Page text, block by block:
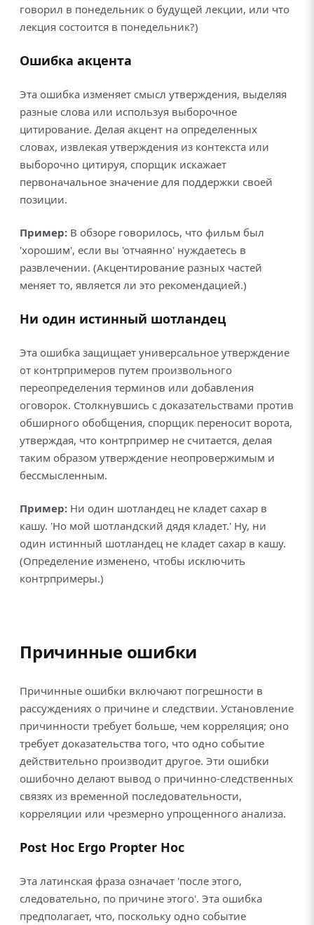
говорил в понедельник о будущей лекции, или что
лекция состоится в понедельник?)
Ошибка акцента
Эта ошибка изменяет смысл утверждения, выделяя
разные слова или используя выборочное
цитирование. Делая акцент на определенных
словах, извлекая утверждения из контекста или
выборочно цитируя, спорщик искажает
первоначальное значение для поддержки своей
позиции.
Пример: В обзоре говорилось, что фильм был
'хорошим', если вы 'отчаянно' нуждаетесь в
развлечении. (Акцентирование разных частей
меняет то, является ли это рекомендацией.)
Ни один истинный шотландец
Эта ошибка защищает универсальное утверждение
от контрпримеров путем произвольного
переопределения терминов или добавления
оговорок. Столкнувшись с доказательствами против
обширного обобщения, спорщик переносит ворота,
утверждая, что контрпример не считается, делая
таким образом утверждение неопровержимым и
бессмысленным.
Пример: Ни один шотландец не кладет сахар в
кашу. 'Но мой шотландский дядя кладет.' Ну, ни
один истинный шотландец не кладет сахар в кашу.
(Определение изменено, чтобы исключить
контрпримеры.)
Причинные ошибки
Причинные ошибки включают погрешности в
рассуждениях о причине и следствии. Установление
причинности требует больше, чем корреляция; оно
требует доказательства того, что одно событие
действительно производит другое. Эти ошибки
ошибочно делают вывод о причинно-следственных
связях из временной последовательности,
корреляции или чрезмерно упрощенного анализа.
Post Hoc Ergo Propter Hoc
Эта латинская фраза означает 'после этого,
следовательно, по причине этого'. Эта ошибка
предполагает, что, поскольку одно событие